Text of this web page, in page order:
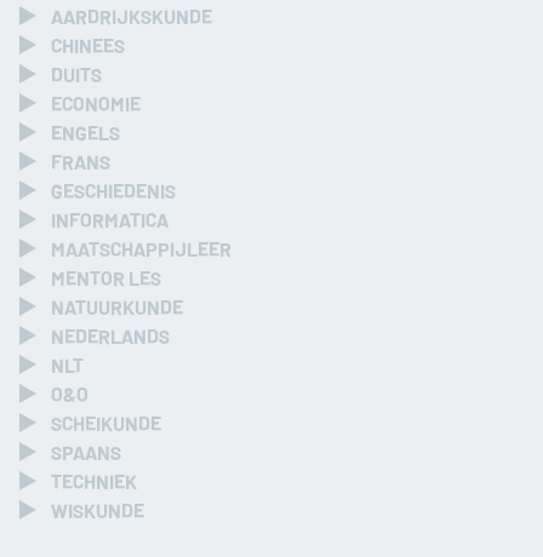
AARDRIJKSKUNDE
CHINEES
DUITS
ECONOMIE
ENGELS
FRANS
GESCHIEDENIS
INFORMATICA
MAATSCHAPPIJ­LEER
MENTOR LES
NATUURKUNDE
NEDERLANDS
NLT
O&O
SCHEIKUNDE
SPAANS
TECHNIEK
WISKUNDE